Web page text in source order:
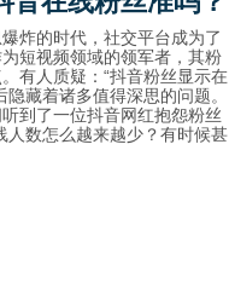
炸的时代，社交平台成为了
短视频领域的领军者，其粉
有人质疑：“抖音粉丝显示在
藏着诸多值得深思的问题。
到了一位抖音网红抱怨粉丝
人数怎么越来越少？有时候甚